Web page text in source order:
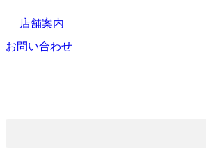
店舗案内
お問い合わせ